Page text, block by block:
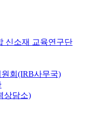
신소재 교육연구단
회(IRB사무국)
상담소)